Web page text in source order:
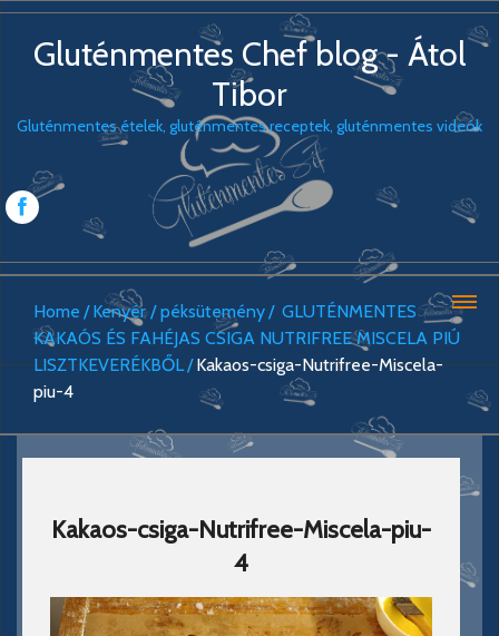
Gluténmentes Chef blog - Átol
Tibor
Gluténmentes ételek, gluténmentes receptek, gluténmentes videók
Home Kenyér / péksütemény
GLUTÉNMENTES
KAKAÓS ÉS FAHÉJAS CSIGA NUTRIFREE MISCELA PIÚ
LISZTKEVERÉKBŐL Kakaos-csiga-Nutrifree-Miscela-
piu-4
Kakaos-csiga-Nutrifree-Miscela-piu-
4